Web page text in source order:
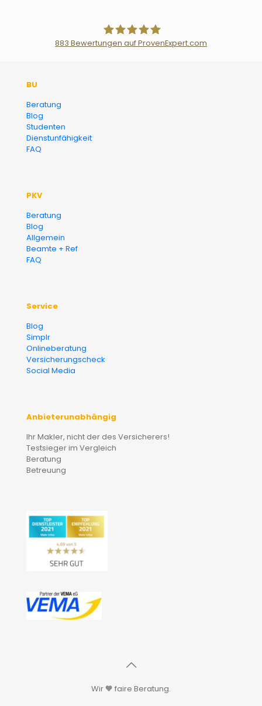
883 Bewertungen auf ProvenExpert.com
BU
Beratung
Blog
Studenten
Dienstunfähigkeit
FAQ
PKV
Beratung
Blog
Allgemein
Beamte + Ref
FAQ
Service
Blog
Simplr
Onlineberatung
Versicherungscheck
Social Media
Anbieterunabhängig
Ihr Makler, nicht der des Versicherers!
Testsieger im Vergleich
Beratung
Betreuung
Wir 🧡 faire Beratung.